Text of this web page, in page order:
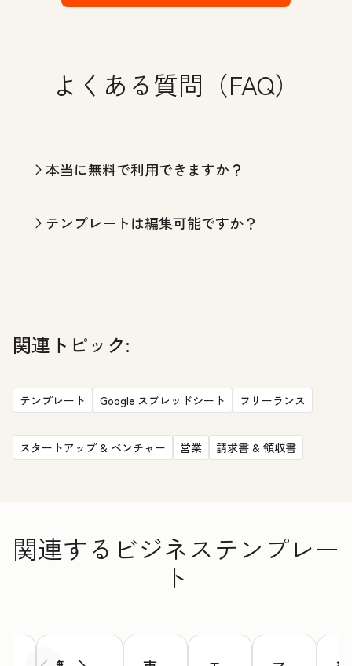
よくある質問（FAQ）
本当に無料で利用できますか？
テンプレートは編集可能ですか？
関連トピック:
テンプレート Google スプレッドシート フリーランス
スタートアップ & ベンチャー 営業 請求書 & 領収書
関連するビジネステンプレー
ト